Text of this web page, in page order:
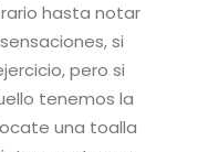
hasta notar
si
pero si
tenemos la
una toalla